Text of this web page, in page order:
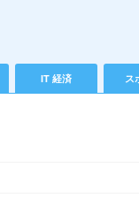
IT 経済 ス